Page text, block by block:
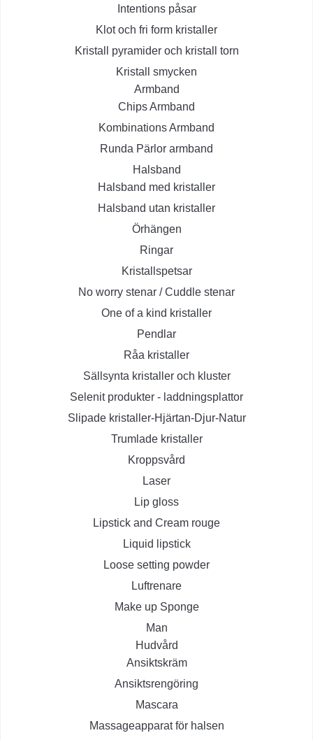
Intentions påsar
Klot och fri form kristaller
Kristall pyramider och kristall torn
Kristall smycken
Armband
Chips Armband
Kombinations Armband
Runda Pärlor armband
Halsband
Halsband med kristaller
Halsband utan kristaller
Örhängen
Ringar
Kristallspetsar
No worry stenar / Cuddle stenar
One of a kind kristaller
Pendlar
Råa kristaller
Sällsynta kristaller och kluster
Selenit produkter - laddningsplattor
Slipade kristaller-Hjärtan-Djur-Natur
Trumlade kristaller
Kroppsvård
Laser
Lip gloss
Lipstick and Cream rouge
Liquid lipstick
Loose setting powder
Luftrenare
Make up Sponge
Man
Hudvård
Ansiktskräm
Ansiktsrengöring
Mascara
Massageapparat för halsen